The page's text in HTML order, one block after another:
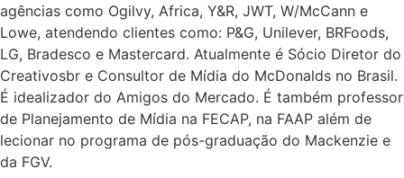
agências como Ogilvy, Africa, Y&R, JWT, W/McCann e
Lowe, atendendo clientes como: P&G, Unilever, BRFoods,
LG, Bradesco e Mastercard. Atualmente é Sócio Diretor do
Creativosbr e Consultor de Mídia do McDonalds no Brasil.
É idealizador do Amigos do Mercado. É também professor
de Planejamento de Mídia na FECAP, na FAAP além de
lecionar no programa de pós-graduação do Mackenzie e
da FGV.